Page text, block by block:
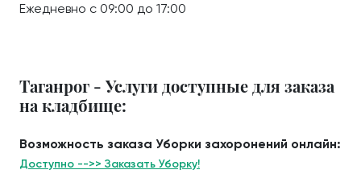
Ежедневно с 09:00 до 17:00
Таганрог - Услуги доступные для заказа
на кладбище:
Возможность заказа Уборки захоронений онлайн:
Доступно -->> Заказать Уборку!